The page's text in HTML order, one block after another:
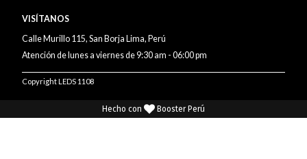
VISÍTANOS
Calle Murillo 115, San Borja Lima, Perú
Atención de lunes a viernes de 9:30 am - 06:00 pm
Copyright LEDS 1108
Hecho con Booster Perú